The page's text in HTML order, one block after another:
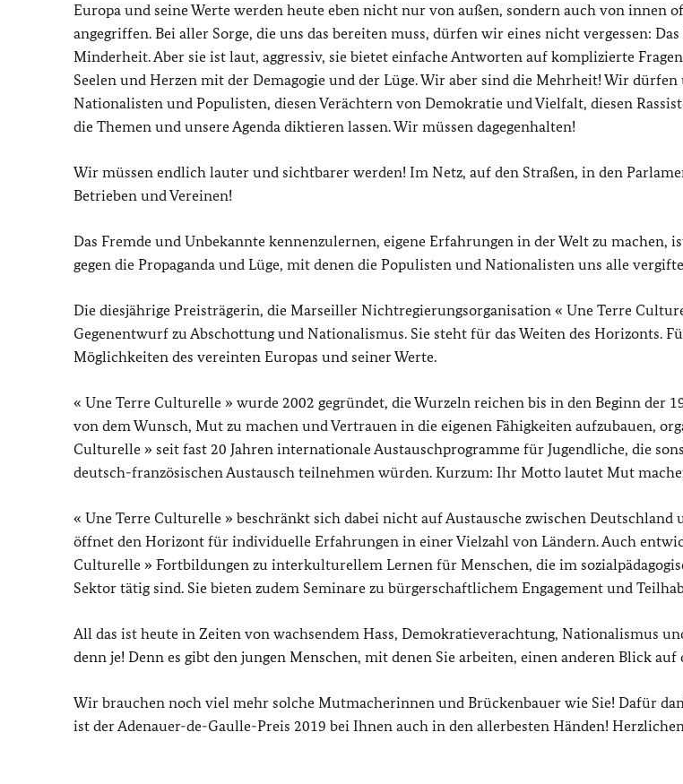
Europa und seine Werte werden heute eben nicht nur von außen, sondern auch von innen
angegriffen. Bei aller Sorge, die uns das bereiten muss, dürfen wir eines nicht vergessen:
Minderheit. Aber sie ist laut, aggressiv, sie bietet einfache Antworten auf komplizierte
Seelen und Herzen mit der Demagogie und der Lüge. Wir aber sind die Mehrheit! Wir dürfen
Nationalisten und Populisten, diesen Verächtern von Demokratie und Vielfalt, diesen
die Themen und unsere Agenda diktieren lassen. Wir müssen dagegenhalten!
Wir müssen endlich lauter und sichtbarer werden! Im Netz, auf den Straßen, in den
Betrieben und Vereinen!
Das Fremde und Unbekannte kennenzulernen, eigene Erfahrungen in der Welt zu machen,
gegen die Propaganda und Lüge, mit denen die Populisten und Nationalisten uns alle
Die diesjährige Preisträgerin, die Marseiller Nichtregierungsorganisation « Une Terre
Gegenentwurf zu Abschottung und Nationalismus. Sie steht für das Weiten des Horizonts.
Möglichkeiten des vereinten Europas und seiner Werte.
« Une Terre Culturelle » wurde 2002 gegründet, die Wurzeln reichen bis in den Beginn der
von dem Wunsch, Mut zu machen und Vertrauen in die eigenen Fähigkeiten aufzubauen,
Culturelle » seit fast 20 Jahren internationale Austauschprogramme für Jugendliche, die
deutsch-französischen Austausch teilnehmen würden. Kurzum: Ihr Motto lautet Mut
« Une Terre Culturelle » beschränkt sich dabei nicht auf Austausche zwischen Deutschland
öffnet den Horizont für individuelle Erfahrungen in einer Vielzahl von Ländern. Auch
Culturelle » Fortbildungen zu interkulturellem Lernen für Menschen, die im
Sektor tätig sind. Sie bieten zudem Seminare zu bürgerschaftlichem Engagement und
All das ist heute in Zeiten von wachsendem Hass, Demokratieverachtung, Nationalismus
denn je! Denn es gibt den jungen Menschen, mit denen Sie arbeiten, einen anderen Blick auf
Wir brauchen noch viel mehr solche Mutmacherinnen und Brückenbauer wie Sie! Dafür
ist der Adenauer-de-Gaulle-Preis 2019 bei Ihnen auch in den allerbesten Händen!